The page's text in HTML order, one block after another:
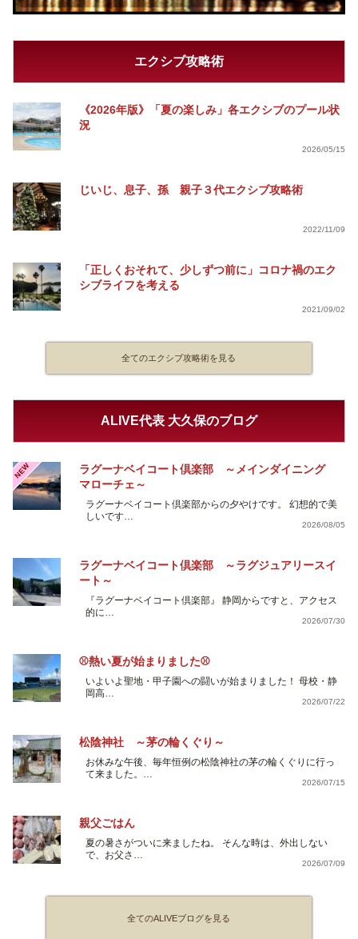
エクシブ攻略術
《2026年版》「夏の楽しみ」各エクシブのプール状
況
2026/05/15
じいじ、息子、孫 親子３代エクシブ攻略術
2022/11/09
「正しくおそれて、少しずつ前に」コロナ禍のエク
シブライフを考える
2021/09/02
全てのエクシブ攻略術を見る
ALIVE代表 大久保のブログ
NEW
ラグーナベイコート倶楽部 ～メインダイニング
マローチェ～
ラグーナベイコート倶楽部からの夕やけです。 幻想的で美
しいです…
2026/08/05
ラグーナベイコート倶楽部 ～ラグジュアリースイ
ート～
『ラグーナベイコート倶楽部』 静岡からですと、アクセス
的に…
2026/07/30
⚾熱い夏が始まりました⚾
いよいよ聖地・甲子園への闘いが始まりました！ 母校・静
岡高…
2026/07/22
松陰神社 ～茅の輪くぐり～
お休みな午後、毎年恒例の松陰神社の茅の輪くぐりに行っ
て来ました。…
2026/07/15
親父ごはん
夏の暑さがついに来ましたね。 そんな時は、外出しない
で、お父さ…
2026/07/09
全てのALIVEブログを見る